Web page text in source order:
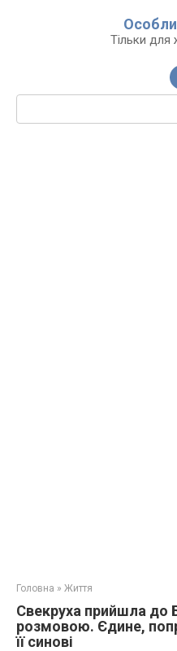
Тільки для
Пошук:
Головна » Життя
Свекруха прийшла до
розмовою. Єдине,
її синові